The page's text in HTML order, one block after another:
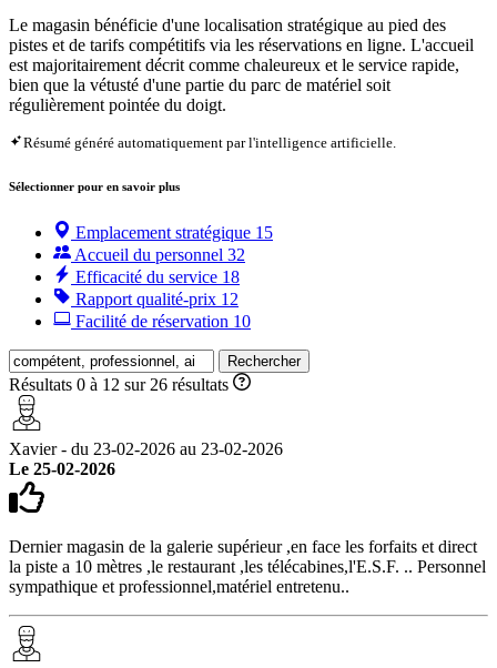
Le magasin bénéficie d'une localisation stratégique au pied des
pistes et de tarifs compétitifs via les réservations en ligne. L'accueil
est majoritairement décrit comme chaleureux et le service rapide,
bien que la vétusté d'une partie du parc de matériel soit
régulièrement pointée du doigt.
Résumé généré automatiquement par l'intelligence artificielle.
Sélectionner pour en savoir plus
Emplacement stratégique 15
Accueil du personnel 32
Efficacité du service 18
Rapport qualité-prix 12
Facilité de réservation 10
Rechercher
Résultats 0 à 12 sur 26 résultats
Xavier - du 23-02-2026 au 23-02-2026
Le 25-02-2026
Dernier magasin de la galerie supérieur ,en face les forfaits et direct
la piste a 10 mètres ,le restaurant ,les télécabines,l'E.S.F. .. Personnel
sympathique et professionnel,matériel entretenu..